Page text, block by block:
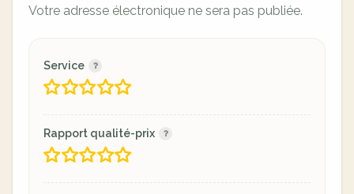
Votre adresse électronique ne sera pas publiée.
Service
Rapport qualité-prix